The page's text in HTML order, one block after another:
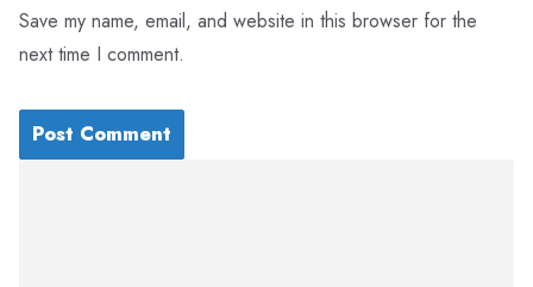
Save my name, email, and website in this browser for the
next time I comment.